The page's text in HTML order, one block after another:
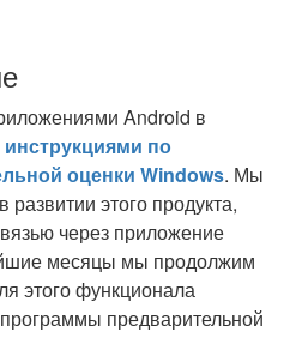
Android в
инструкциями по
оценки Windows. Мы
этого продукта,
через приложение
месяцы мы продолжим
этого функционала
предварительной